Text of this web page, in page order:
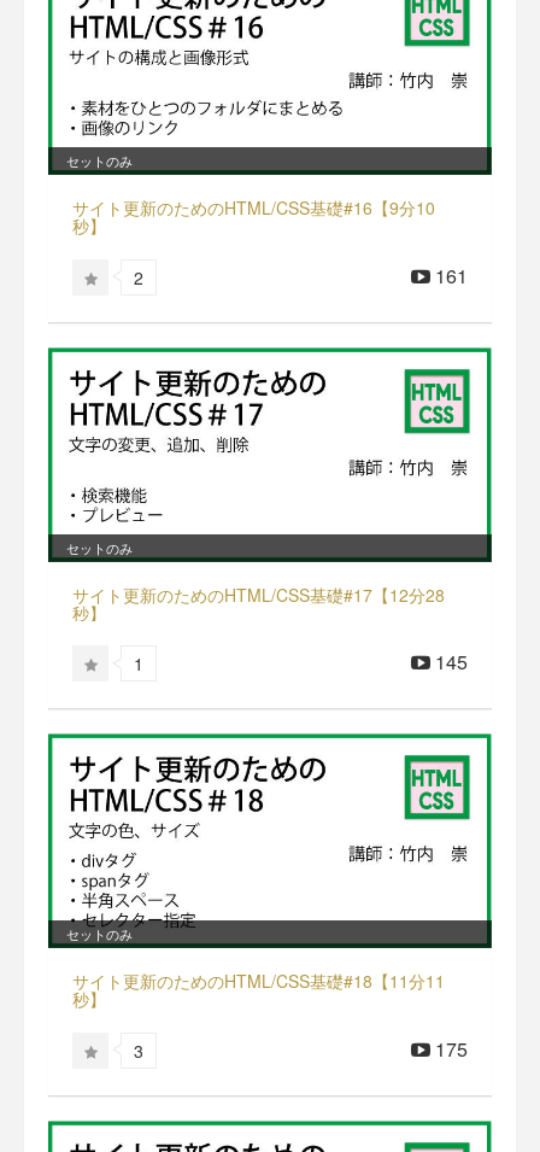
セットのみ
サイト更新のためのHTML/CSS基礎#16【9分10
秒】
2 161
セットのみ
サイト更新のためのHTML/CSS基礎#17【12分28
秒】
1 145
セットのみ
サイト更新のためのHTML/CSS基礎#18【11分11
秒】
3 175